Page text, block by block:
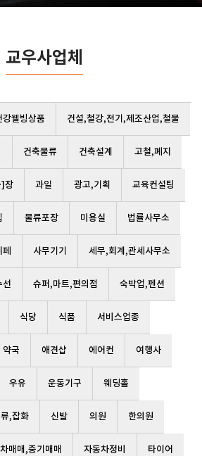
교우사업체
강웰빙상품 건설,철강,전기,제조산업,철물
건축물류 건축설계 고철,폐지
]장 과일 광고,기획 교육컨설팅
물류포장 미용실 법률사무소
사무기기 세무,회계,관세사무소
선 슈퍼,마트,편의점 숙박업,펜션
식당 식품 서비스업종
약국 애견샵 에어컨 여행사
우유 운동기구 웨딩홀
,잡화 신발 의원 한의원
매매,중기매매 자동차정비 타이어